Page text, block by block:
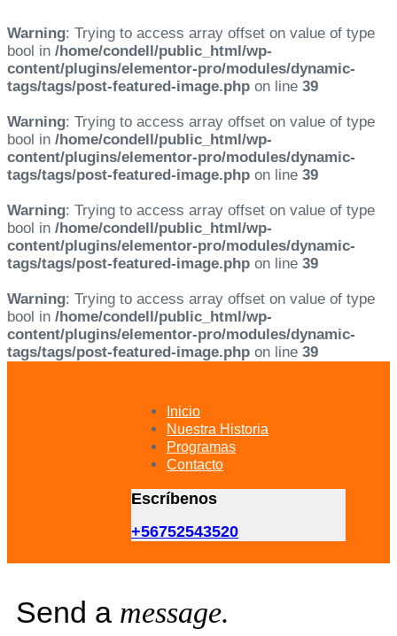
Warning: Trying to access array offset on value of type
bool in /home/condell/public_html/wp-
content/plugins/elementor-pro/modules/dynamic-
tags/tags/post-featured-image.php on line 39
Warning: Trying to access array offset on value of type
bool in /home/condell/public_html/wp-
content/plugins/elementor-pro/modules/dynamic-
tags/tags/post-featured-image.php on line 39
Warning: Trying to access array offset on value of type
bool in /home/condell/public_html/wp-
content/plugins/elementor-pro/modules/dynamic-
tags/tags/post-featured-image.php on line 39
Warning: Trying to access array offset on value of type
bool in /home/condell/public_html/wp-
content/plugins/elementor-pro/modules/dynamic-
tags/tags/post-featured-image.php on line 39
Inicio
Nuestra Historia
Programas
Contacto
Escríbenos
+56752543520
Send a message.